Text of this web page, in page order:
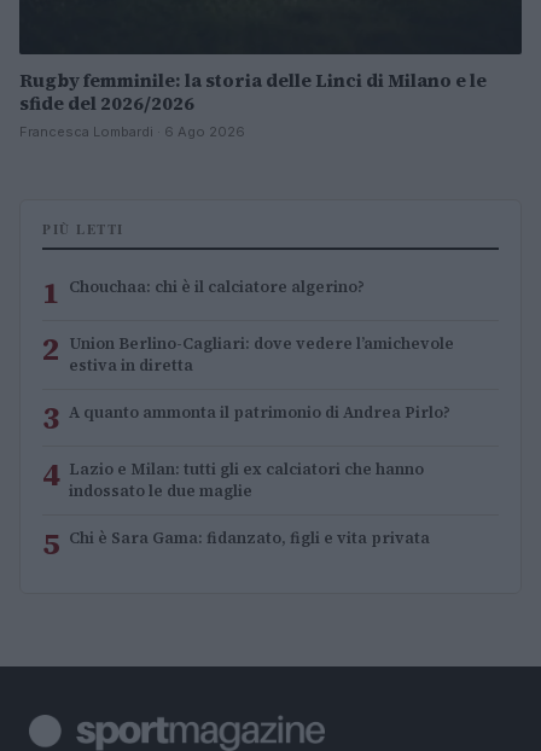
Rugby femminile: la storia delle Linci di Milano e le
sfide del 2026/2026
Francesca Lombardi · 6 Ago 2026
PIÙ LETTI
1 Chouchaa: chi è il calciatore algerino?
2 Union Berlino-Cagliari: dove vedere l’amichevole
estiva in diretta
3 A quanto ammonta il patrimonio di Andrea Pirlo?
4 Lazio e Milan: tutti gli ex calciatori che hanno
indossato le due maglie
5 Chi è Sara Gama: fidanzato, figli e vita privata